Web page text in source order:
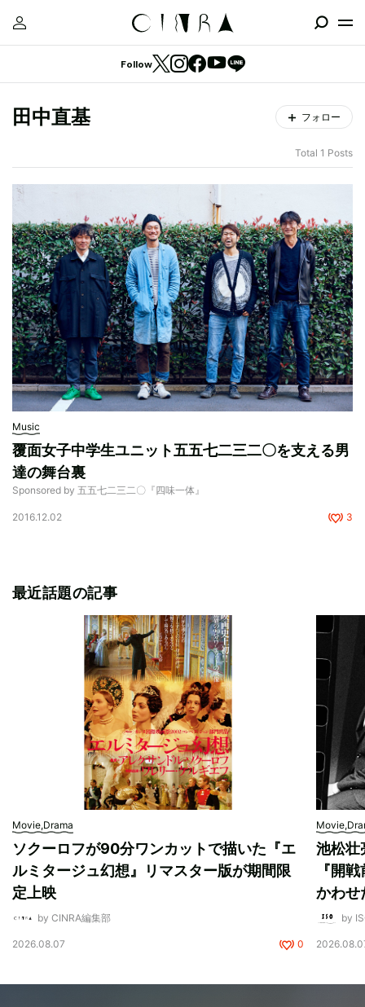
Follow
田中直基 フォロー
Total 1 Posts
Music
覆面女子中学生ユニット五五七二三二〇を支える男
達の舞台裏
Sponsored by 五五七二三二〇『四味一体』
2016.12.02 3
最近話題の記事
Movie,Drama
ソクーロフが90分ワンカットで描いた『エ
ルミタージュ幻想』リマスター版が期間限
定上映
by CINRA編集部
2026.08.07 0
池松壮
『開
かわせ
by